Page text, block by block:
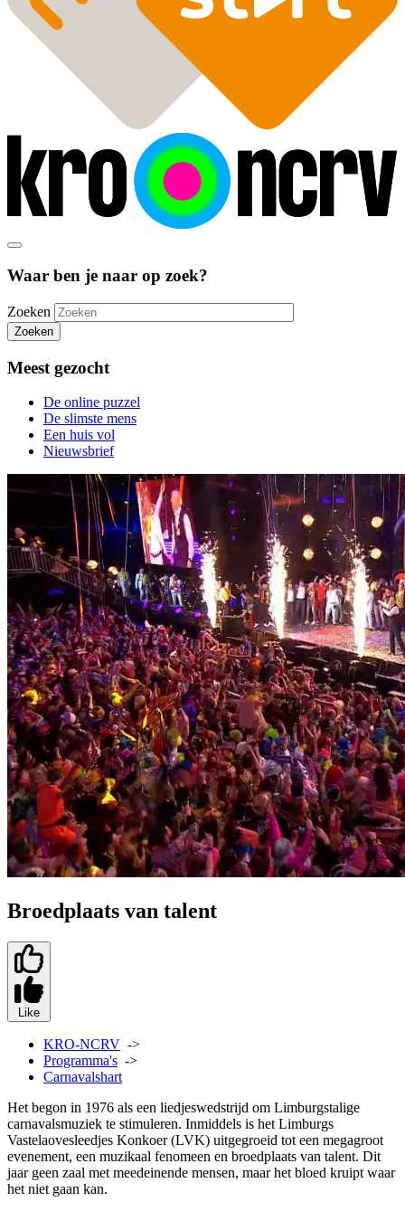
Waar ben je naar op zoek?
Zoeken
Zoeken
Meest gezocht
De online puzzel
De slimste mens
Een huis vol
Nieuwsbrief
Broedplaats van talent
Like
KRO-NCRV ->
Programma's ->
Carnavalshart
Het begon in 1976 als een liedjeswedstrijd om Limburgstalige
carnavalsmuziek te stimuleren. Inmiddels is het Limburgs
Vastelaovesleedjes Konkoer (LVK) uitgegroeid tot een megagroot
evenement, een muzikaal fenomeen en broedplaats van talent. Dit
jaar geen zaal met meedeinende mensen, maar het bloed kruipt waar
het niet gaan kan.